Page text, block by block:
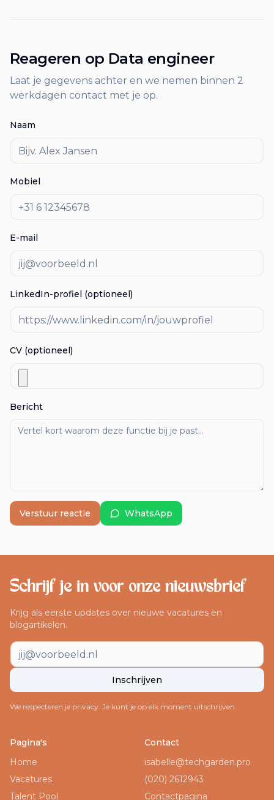
Reageren op Data engineer
Laat je gegevens achter en we nemen binnen 2
werkdagen contact met je op.
Naam
Mobiel
E-mail
LinkedIn-profiel (optioneel)
CV (optioneel)
Bericht
Verstuur reactie WhatsApp
Schrijf je in voor onze nieuwsbrief
Krijg als eerste updates over nieuwe vacatures en
blogartikelen.
E-mailadres
Inschrijven
We respecteren je privacy. Je kunt je op elk moment uitschrijven.
Footer navigatie
Pagina's
Home
Vacatures
Talent Pool
Contact
isabelle@techgarden.pro
(020) 2612943
Contactpagina